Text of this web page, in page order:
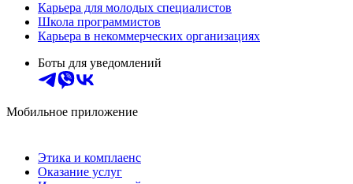
Карьера для молодых специалистов
Школа программистов
Карьера в некоммерческих организациях
Боты для уведомлений
Мобильное приложение
Этика и комплаенс
Оказание услуг